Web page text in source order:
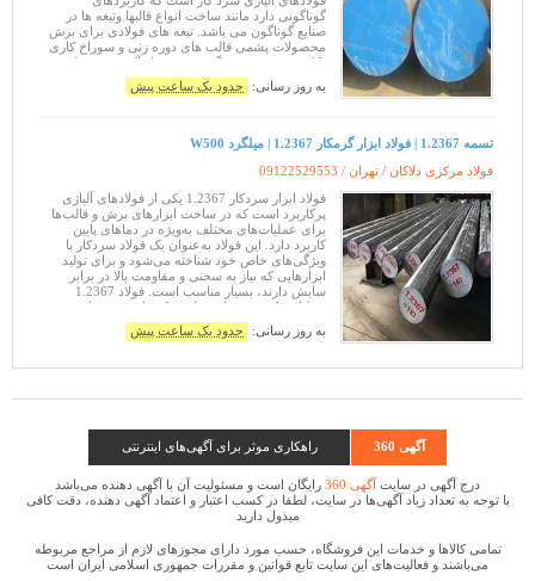
گوناگونی دارد مانند ساخت انواع قالبها وتیغه ها در
صنایع گوناگون می باشد. تیغه های فولادی برای برش
محصولات پشمی قالب های دوره زنی و سوراخ کاری
،کله زنی سرد ،ریختگی تحت فشار آلومنیوم، تولید
لوله ،خان کشی‌گیج ها ابزارهای چوب ب
به روز رسانی: حدود یک ساعت پیش
تسمه 1.2367 | فولاد ابزار گرمکار 1.2367 | میلگرد W500
فولاد مرکزی دلاکان / تهران / 09122529553
فولاد ابزار سردکار 1.2367 یکی از فولادهای آلیاژی
پرکاربرد است که در ساخت ابزارهای برش و قالب‌ها
برای عملیات‌های مختلف به‌ویژه در دماهای پایین
کاربرد دارد. این فولاد به‌عنوان یک فولاد سردکار با
ویژگی‌های خاص خود شناخته می‌شود و برای تولید
ابزارهایی که نیاز به سختی و مقاومت بالا در برابر
سایش دارند، بسیار مناسب است. فولاد 1.2367
به‌دلیل ترکیب شیمیایی خاصی که دارد، در صنایع
مختلفی که به دقت و مقا
به روز رسانی: حدود یک ساعت پیش
آگهی 360 راهکاری موثر برای آگهی‌های اینترنتی
درج آگهی در سایت آگهی 360
رایگان است و مسئولیت آن با آگهی دهنده می‌باشد
با توجه به تعداد زیاد آگهی‌ها در سایت، لطفا در کسب اعتبار و اعتماد آگهی دهنده، دقت کافی
مبذول دارید
تمامی كالاها و خدمات این فروشگاه، حسب مورد دارای مجوزهای لازم از مراجع مربوطه
می‌باشند و فعالیت‌های این سایت تابع قوانین و مقررات جمهوری اسلامی ایران است